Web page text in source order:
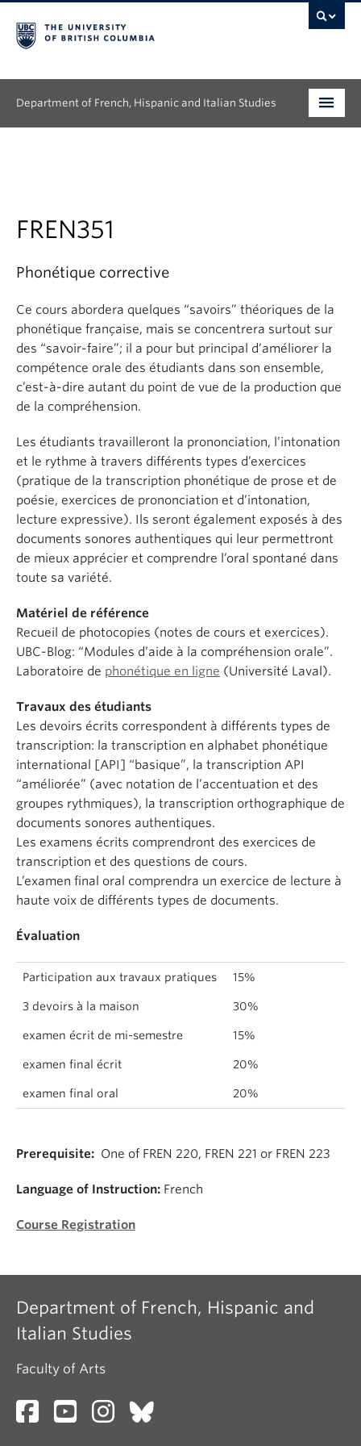
Department of French, Hispanic and Italian Studies
Continuing Education
News & Events
About
FREN351
Phonétique corrective
Ce cours abordera quelques “savoirs” théoriques de la
phonétique française, mais se concentrera surtout sur
des “savoir-faire”; il a pour but principal d’améliorer la
compétence orale des étudiants dans son ensemble,
c’est-à-dire autant du point de vue de la production que
de la compréhension.
Les étudiants travailleront la prononciation, l’intonation
et le rythme à travers différents types d’exercices
(pratique de la transcription phonétique de prose et de
poésie, exercices de prononciation et d’intonation,
lecture expressive). Ils seront également exposés à des
documents sonores authentiques qui leur permettront
de mieux apprécier et comprendre l’oral spontané dans
toute sa variété.
Matériel de référence
Recueil de photocopies (notes de cours et exercices).
UBC-Blog: “Modules d’aide à la compréhension orale”.
Laboratoire de phonétique en ligne (Université Laval).
Travaux des étudiants
Les devoirs écrits correspondent à différents types de
transcription: la transcription en alphabet phonétique
international [API] “basique”, la transcription API
“améliorée” (avec notation de l’accentuation et des
groupes rythmiques), la transcription orthographique de
documents sonores authentiques.
Les examens écrits comprendront des exercices de
transcription et des questions de cours.
L’examen final oral comprendra un exercice de lecture à
haute voix de différents types de documents.
Évaluation
Participation aux travaux pratiques 15%
3 devoirs à la maison 30%
examen écrit de mi-semestre 15%
examen final écrit 20%
examen final oral 20%
Prerequisite: One of FREN 220, FREN 221 or FREN 223
Language of Instruction: French
Course Registration
Department of French, Hispanic and
Italian Studies
Faculty of Arts